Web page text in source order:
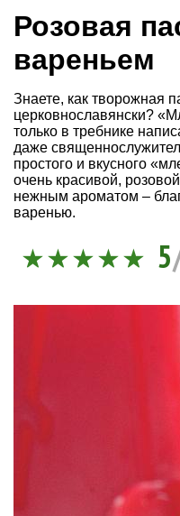
Розовая
вареньем
Знаете, как творожная
церковнославянски?
только в требнике
даже
простого и вкусного
очень красивой,
нежным ароматом –
варенью.
5